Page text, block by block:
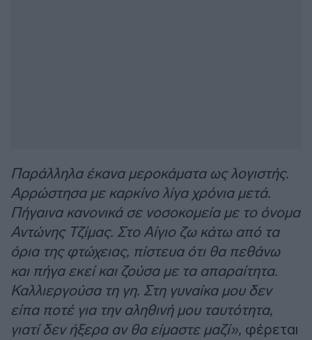
Παράλληλα έκανα μεροκάματα ως λογιστής.
Αρρώστησα με καρκίνο λίγα χρόνια μετά.
Πήγαινα κανονικά σε νοσοκομεία με το όνομα
Αντώνης Τζίμας. Στο Αίγιο ζω κάτω από τα
όρια της φτώχειας, πίστευα ότι θα πεθάνω
και πήγα εκεί και ζούσα με τα απαραίτητα.
Καλλιεργούσα τη γη. Στη γυναίκα μου δεν
είπα ποτέ για την αληθινή μου ταυτότητα,
γιατί δεν ήξερα αν θα είμαστε μαζί», φέρεται